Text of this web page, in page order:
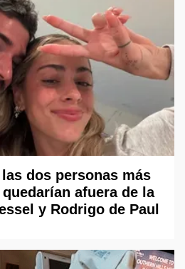
dos personas más
afuera de la
y Rodrigo de Paul